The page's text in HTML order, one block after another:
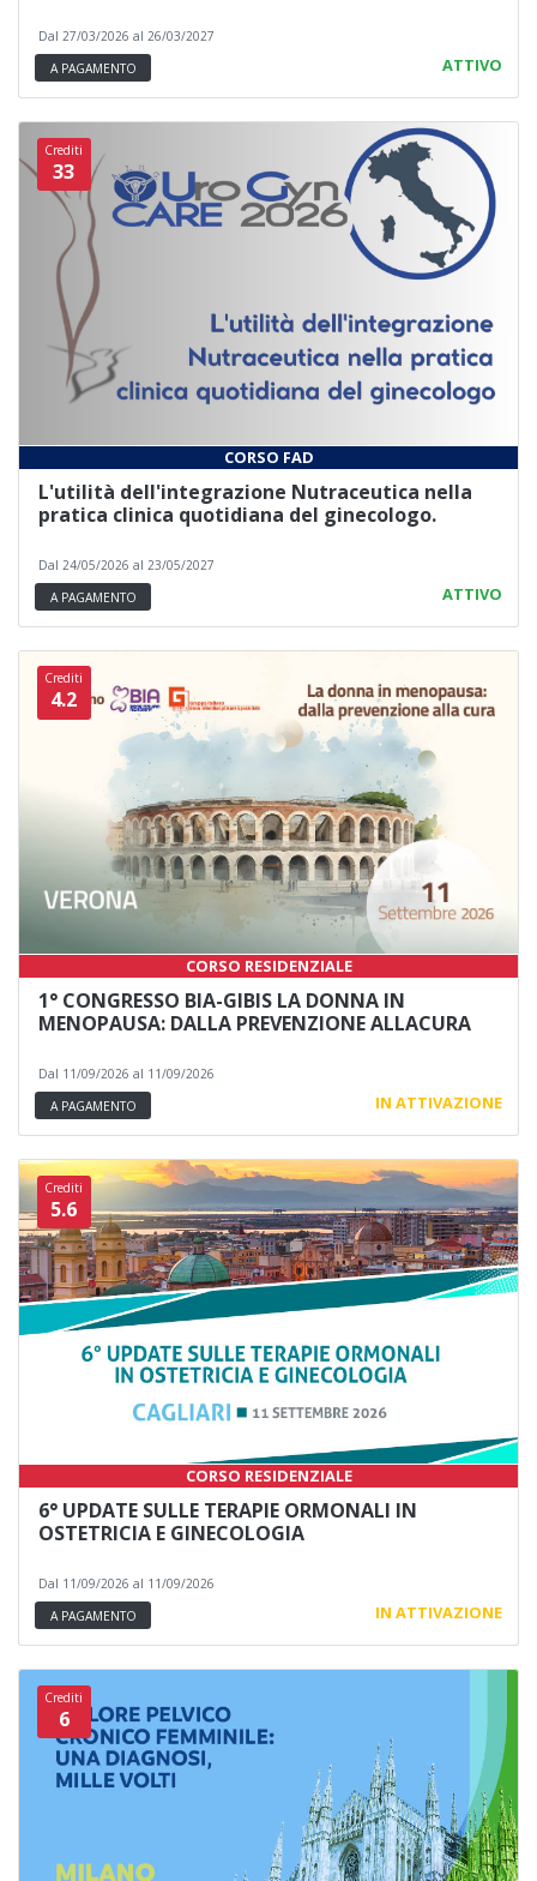
Dal 27/03/2026 al 26/03/2027
A PAGAMENTO
ATTIVO
Crediti
33
CORSO FAD
L'utilità dell'integrazione Nutraceutica nella
pratica clinica quotidiana del ginecologo.
Dal 24/05/2026 al 23/05/2027
A PAGAMENTO
ATTIVO
Crediti
4.2
CORSO RESIDENZIALE
1° CONGRESSO BIA-GIBIS LA DONNA IN
MENOPAUSA: DALLA PREVENZIONE ALLACURA
Dal 11/09/2026 al 11/09/2026
A PAGAMENTO
IN ATTIVAZIONE
Crediti
5.6
CORSO RESIDENZIALE
6° UPDATE SULLE TERAPIE ORMONALI IN
OSTETRICIA E GINECOLOGIA
Dal 11/09/2026 al 11/09/2026
A PAGAMENTO
IN ATTIVAZIONE
Crediti
6